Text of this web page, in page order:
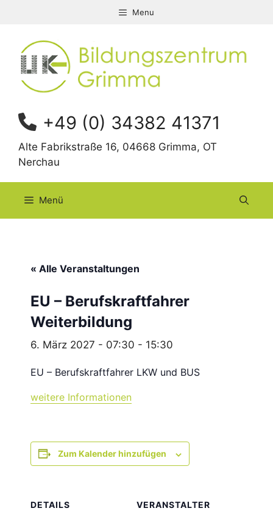
springen
Menu
+49 (0) 34382 41371
Alte Fabrikstraße 16, 04668 Grimma, OT
Nerchau
Menü
« Alle Veranstaltungen
EU – Berufskraftfahrer
Weiterbildung
6. März 2027 - 07:30 - 15:30
EU – Berufskraftfahrer LKW und BUS
weitere Informationen
Zum Kalender hinzufügen
DETAILS
VERANSTALTER